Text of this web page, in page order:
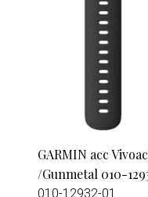
GARMIN acc
/Gunmetal 010-
010-12932-01